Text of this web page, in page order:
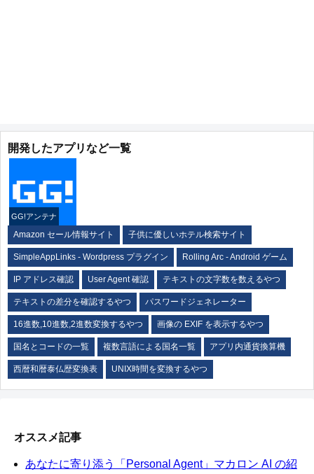
開発したアプリなど一覧
GG!アンテナ
Amazon セール情報サイト 子供に優しいホテル検索サイト
SimpleAppLinks - Wordpress プラグイン Rolling Arc - Android ゲーム
IP アドレス確認 User Agent 確認 テキストの文字数を数えるやつ
テキストの差分を確認するやつ パスワードジェネレーター
16進数,10進数,2進数変換するやつ 画像の EXIF を表示するやつ
国名とコードの一覧 複数言語による国名一覧 アプリ内通貨換算機
西暦和暦泰仏歴変換表 UNIX時間を変換するやつ
オススメ記事
あなたに寄り添う「Personal Agent」マカロン AI の紹